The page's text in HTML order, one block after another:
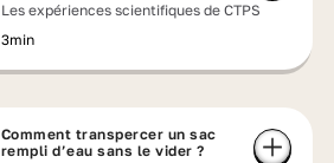
Les expériences scientifiques de CTPS
3min
Comment transpercer un sac
rempli d’eau sans le vider ?